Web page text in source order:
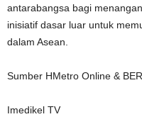
antarabangsa bagi
inisiatif dasar luar untuk
dalam Asean.
Sumber HMetro Online &
Imedikel TV